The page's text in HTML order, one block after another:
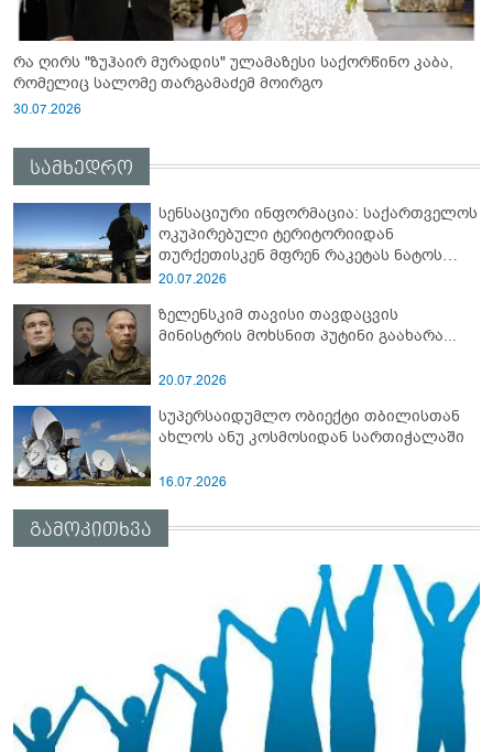
რა ღირს "ზუჰაირ მურადის" ულამაზესი საქორწინო კაბა,
რომელიც სალომე თარგამაძემ მოირგო
30.07.2026
სამხედრო
სენსაციური ინფორმაცია: საქართველოს
ოკუპირებული ტერიტორიიდან
თურქეთისკენ მფრენ რაკეტას ნატოს
სამიტი კინაღამ ჩაუშლია
20.07.2026
ზელენსკიმ თავისი თავდაცვის
მინისტრის მოხსნით პუტინი გაახარა...
20.07.2026
სუპერსაიდუმლო ობიექტი თბილისთან
ახლოს ანუ კოსმოსიდან სართიჭალაში
16.07.2026
გამოკითხვა